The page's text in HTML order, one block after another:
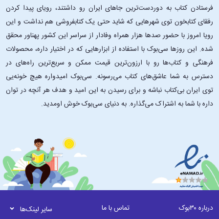
می‌رفت. آن سه کتاب را به‌دست گرفت، جلدشان را دقیق‌تر نگاه کرد و کار
«تکنسین‌» را ستود.»
«زمین نرم بود و زیر پایشان فرو‌می‌رفت. می‌شد فکر کرد که به منطقۀ باتلاقی
رسیده‌اند، ولی خاک نرم و خوبی بود که از باران و برف خیس شده بود. گلوله
می‌شد و به کفش و شلوار می‌چسبید. در تمام راه کسی بود که گام برداشتن
برایش دشوار باشد و عقب بماند تا با قنداق تفنگ یا با دست، گل را از پایش
بتکاند. ادی با خود گفت: مردان خوشبخت. هیچ‌کدام فکر نمی‌کنند خاک وطن
به آنها می‌چسبد و سعی می‌کند از رفتن بازشان دارد. اگر هم باران برای مدت
خاکستری‌رنگ پوشانده است. تقریباً سی مرد بودند که هوفر رهبری‌شان
می‌کرد. نزدیک به پنج روز مبارزۀ بی‌وقفه و درگیری. به شهر که فکر می‌کردند آن
پنج روز به‌نظر یک عمر می‌رسید.»
تحلیلی بر رمانِ قطره اشکی در اقیانوس‌:
مانس اشپربر در کتاب قطره اشکی در اقیانوس
پرتلاطم‌ترین دوران تاریخ اروپا
فرستادن کتاب به دوردست‌ترین جاهای ایران رو داشتند، رویای پیدا کردن
رفقای کتابخون توی شهرهایی که شاید حتی یک کتابفروشی هم نداشت و این
رویا امروز با حضور صدها هزار همراه وفادار از سراسر این کشور پهناور محقق
شده. این ‌روزها سی‌بوک با استفاده از ابزارهایی که در اختیار داره، محصولات
فرهنگی و کتاب‌ها رو با ارزون‌ترین قیمت ممکن و سریع‌ترین راه‌های در
دسترس به شما عاشق‌های کتاب می‌رسونه. سی‌بوک امیدواره هیچ خونه‌یی
توی ایران بی‌کتاب نباشه و برای رسیدن به این امید و هدف هر آنچه در توان
داره با شما به اشتراک می‌گذاره. به دنیای سی‌بوک خوش اومدید.
درباره ۳۰بوک تماس با ما سایر لینک‌ها